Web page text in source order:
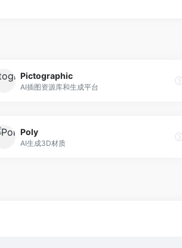
Pictographic
AI插图资源库和生成平台
Poly
AI生成3D材质